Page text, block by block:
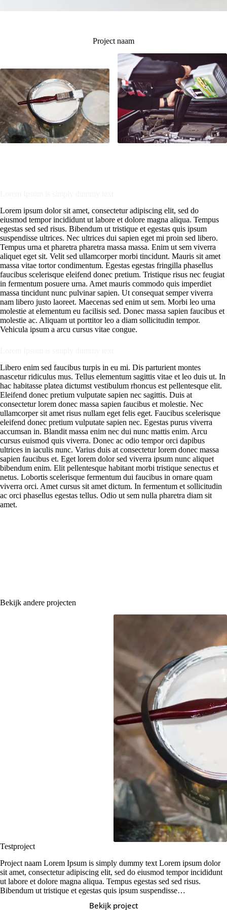
Project naam
Lorem ipsum dolor sit amet, consectetur adipiscing elit, sed do
eiusmod tempor incididunt ut labore et dolore magna aliqua. Tempus
egestas sed sed risus. Bibendum ut tristique et egestas quis ipsum
suspendisse ultrices. Nec ultrices dui sapien eget mi proin sed libero.
Tempus urna et pharetra pharetra massa massa. Enim ut sem viverra
aliquet eget sit. Velit sed ullamcorper morbi tincidunt. Mauris sit amet
massa vitae tortor condimentum. Egestas egestas fringilla phasellus
faucibus scelerisque eleifend donec pretium. Tristique risus nec feugiat
in fermentum posuere urna. Amet mauris commodo quis imperdiet
massa tincidunt nunc pulvinar sapien. Ut consequat semper viverra
nam libero justo laoreet. Maecenas sed enim ut sem. Morbi leo urna
molestie at elementum eu facilisis sed. Donec massa sapien faucibus et
molestie ac. Aliquam ut porttitor leo a diam sollicitudin tempor.
Vehicula ipsum a arcu cursus vitae congue.
Libero enim sed faucibus turpis in eu mi. Dis parturient montes
nascetur ridiculus mus. Tellus elementum sagittis vitae et leo duis ut. In
hac habitasse platea dictumst vestibulum rhoncus est pellentesque elit.
Eleifend donec pretium vulputate sapien nec sagittis. Duis at
consectetur lorem donec massa sapien faucibus et molestie. Nec
ullamcorper sit amet risus nullam eget felis eget. Faucibus scelerisque
eleifend donec pretium vulputate sapien nec. Egestas purus viverra
accumsan in. Blandit massa enim nec dui nunc mattis enim. Arcu
cursus euismod quis viverra. Donec ac odio tempor orci dapibus
ultrices in iaculis nunc. Varius duis at consectetur lorem donec massa
sapien faucibus et. Eget lorem dolor sed viverra ipsum nunc aliquet
bibendum enim. Elit pellentesque habitant morbi tristique senectus et
netus. Lobortis scelerisque fermentum dui faucibus in ornare quam
viverra orci. Amet cursus sit amet dictum. In fermentum et sollicitudin
ac orci phasellus egestas tellus. Odio ut sem nulla pharetra diam sit
amet.
Bekijk andere projecten
Testproject
Project naam Lorem Ipsum is simply dummy text Lorem ipsum dolor
sit amet, consectetur adipiscing elit, sed do eiusmod tempor incididunt
ut labore et dolore magna aliqua. Tempus egestas sed sed risus.
Bibendum ut tristique et egestas quis ipsum suspendisse…
Bekijk project